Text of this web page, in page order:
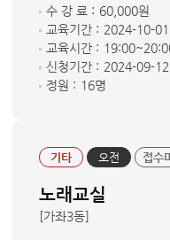
수 강 료 : 60,000원
교육기간 : 2024-10-
교육시간 :
신청기간 : 2024-09-
정원 : 16명
기타 오전 접수
노래교실
[가좌3동]